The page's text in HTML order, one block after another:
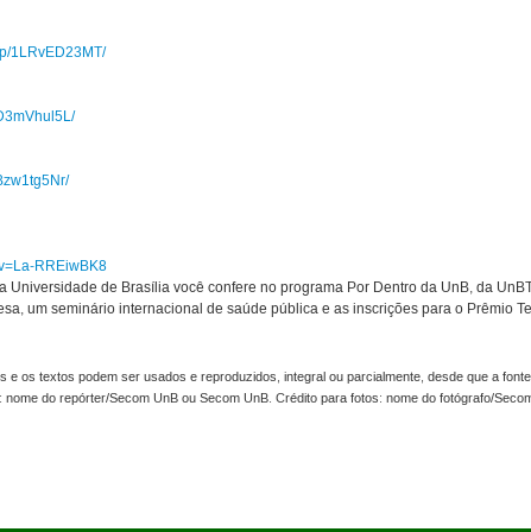
1LRvED23MT/
RREiwBK8
Universidade de Brasília você confere no programa Por Dentro da UnB, da
um seminário internacional de saúde pública e as inscrições para o Prêmio
e os textos podem ser usados e reproduzidos, integral ou parcialmente, desde que a
do repórter/Secom UnB ou Secom UnB. Crédito para fotos: nome do fotógrafo/